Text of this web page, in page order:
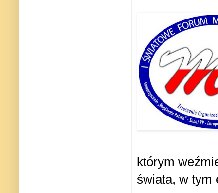
którym
świata, w